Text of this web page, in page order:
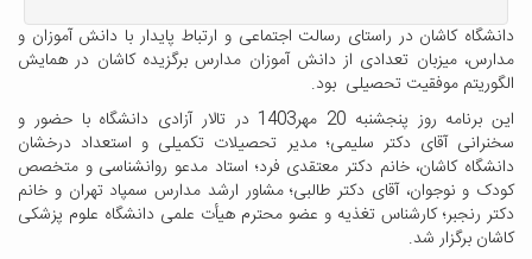
دانشگاه کاشان در راستای رسالت اجتماعی و ارتباط پایدار با دانش آموزان و
مدارس، میزبان تعدادی از دانش آموزان مدارس برگزیده کاشان در همایش
الگوریتم موفقیت تحصیلی بود.
این برنامه روز پنجشنبه 20 مهر1403 در تالار آزادی دانشگاه با حضور و
سخنرانی آقای دکتر سلیمی؛ مدیر تحصیلات تکمیلی و استعداد درخشان
دانشگاه کاشان، خانم دکتر معتقدی فرد؛ استاد مدعو روانشناسی و متخصص
کودک و نوجوان، آقای دکتر طالبی؛ مشاور ارشد مدارس سمپاد تهران و خانم
دکتر رنجبر؛ کارشناس تغذیه و عضو محترم هیأت علمی دانشگاه علوم پزشکی
کاشان برگزار شد.